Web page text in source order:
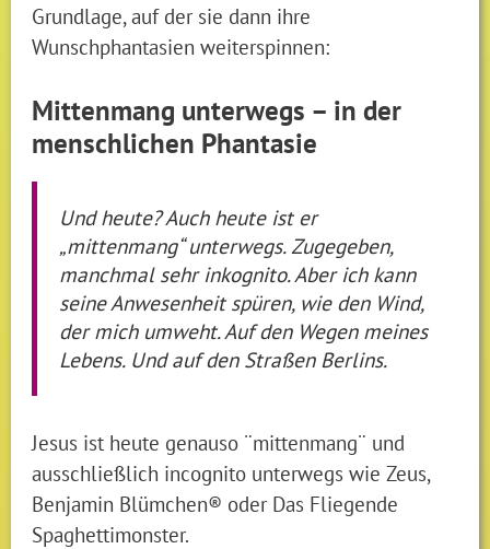
Grundlage, auf der sie dann ihre
Wunschphantasien weiterspinnen:
Mittenmang unterwegs – in der
menschlichen Phantasie
Und heute? Auch heute ist er
„mittenmang“ unterwegs. Zugegeben,
manchmal sehr inkognito. Aber ich kann
seine Anwesenheit spüren, wie den Wind,
der mich umweht. Auf den Wegen meines
Lebens. Und auf den Straßen Berlins.
Jesus ist heute genauso ¨mittenmang¨ und
ausschließlich incognito unterwegs wie Zeus,
Benjamin Blümchen® oder Das Fliegende
Spaghettimonster.